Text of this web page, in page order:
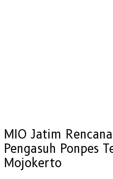
MIO Jatim
Pengasuh Ponpes
Mojokerto